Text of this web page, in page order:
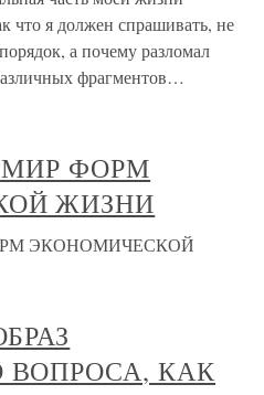
что я должен спрашивать, не
а почему разломал
фрагментов…
МИР ФОРМ
ЖИЗНИ
ЭКОНОМИЧЕСКОЙ
КАК